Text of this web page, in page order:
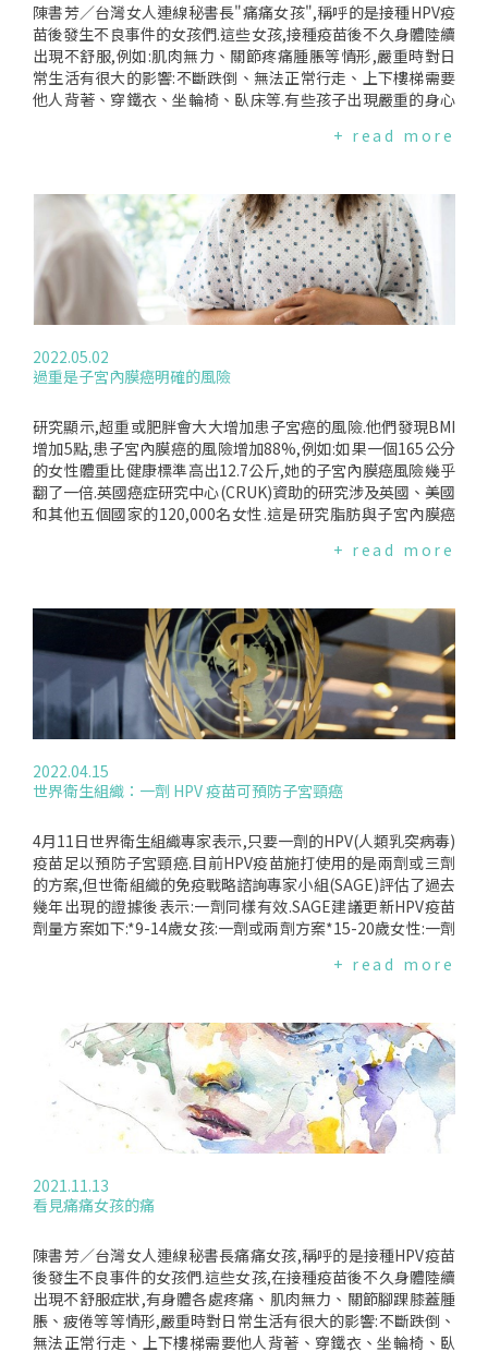
是:第一,政府應負舉證的責任說明疾病發生可能的原因；第二,
審議小組以大數據法則或流行病學的機率觀點為論斷依據,犯了
以群體推論個體的謬誤；第三,科學有其不確定性及侷限,除非有
百分之百的"無關"確信,不應輕易否定有"無法確定"的關聯；最
後,預防接種有"利他"的社會性,將疫苗可能發生不明原因副作用
定"的宗旨.家長沈痛聲明應讓資訊透明也請不要再上訴痛痛女孩
疫苗,但是政府在施打前應該提供資訊,可能會發生重大疾病的副
作用應該要揭露,讓家長及孩子有資訊來做決定.訴訟過程中,衛
福部光是Bella案就請了三、四位律師,自己是受到台灣女人連線
的支持才有辦法打官司.但衛福部與其花納稅錢來打官司,不如想
辦法讓這些小朋友回復正常生活,而不是繼續纏訟下去.Nichole
媽媽說,Nichole從小就很健康,接種疫苗後才生病,怎麼能說跟疫
確診後仍接種疫苗,每回思及此,她都心痛、懊悔不已.Nichole媽
媽哽咽表示,法院判定勝訴,讓他們得到公道,但也開心不起來,因
孩子跟家庭的狀況,不要再上訴.黃淑英理事長強調,原本健康的
孩子,接種疫苗後成了痛痛女孩,在沒有答案下,不斷自問"為什麼
是我"？長期飽受身心創傷.現在,法院的判決讓孩子及其父母得
到了安慰與抒解,衛福部不應再上訴,在痛痛女孩的傷口上灑鹽.
衛福部疾管署副組長鄭安華回應,會將相關的意見跟建議帶回去
陳書芳／台灣女人連線秘書長"痛痛女孩",稱呼的是接種HPV疫
苗後發生不良事件的女孩們.這些女孩,接種疫苗後不久身體陸續
出現不舒服,例如:肌肉無力、關節疼痛腫脹等情形,嚴重時對日
常生活有很大的影響:不斷跌倒、無法正常行走、上下樓梯需要
他人背著、穿鐵衣、坐輪椅、臥床等.有些孩子出現嚴重的身心
陸續接獲接種疫苗後出現不適症狀的申訴,不只青少女,也有成年
防接種受害救濟申請,衛福部審議小組認定痛痛女孩的狀況跟HP
V疫苗無關,不予救濟.多位家長們無法接受這樣的結果,正與衛福
部訴訟中,目前共有8件訴訟案進行中.對家長而言,救濟金額從來
都不是重點,而是孩子在接種疫苗後開始生病,人生路途丕變,卻
沒人可以給他們一個合理的解釋.醫療體系、衛生主管機關一直
告訴他們這跟疫苗沒有關係,甚至說孩子本來就有病、或用"心
與受害者訴訟國內首位站出來呼籲社會關心HPV疫苗不良反應
的痛痛女孩Bella,與衛福部的訴訟案自2017年纏訟至今.2019年
發回台北高等行政法院更審,至今未有結果.同樣在接種疫苗後出
現疼痛症狀的Sharon,確診為"兒童特發性關節炎",原本愛跳舞
的她,病情時好時壞,每隔1到3個禮拜得去醫院抽血打針,備受折
磨.Sharon對衛福部提起的訴訟於2020年一審敗訴,上訴後仍未
有結果；另一位確診"風濕性關節炎"的Mina,於2021年提出訴
校內接種二價HPV疫苗,接種第一劑後就有疼痛不適情形,但未聯
三劑.未發病前Nichole喜歡彈琴、練字,發病後無法進行.如今已
上大學的她,每兩個星期要打一次針,看不見盡頭.Nichole的案件
經過長達兩年半審理,近日獲判一審勝訴.訴訟代理人方文献律師
表示,此案三位法官一定經歷了激烈的討論,才得出這個結果,想
必也會承受醫界很大的壓力.方律師說:"這一案的法官比較站在
弱勢的處境,看到科學上的侷限性與不確定性,強調救濟制度從寬
ole的心路歷程疫苗害救濟制度精神:從寬認定接種疫苗除了預防
個人感染疾病,也和公共衛生、傳染病防治等公眾面向有關.但疫
作用、併發症及傷害,仍有醫學上難測的一面.有些副作用可能引
發身體輕微不適,嚴重時卻可能導致死亡.在這一波新冠肺炎疫苗
接種的討論中,相信社會對這個議題已有一定程度的認識.因為疫
苗的公共性、社會性,為了不讓受害者獨自承擔風險,多國設計
有"預防接種受害救濟制度"來承擔科學上的侷限及不確定性.這
的社會救濟.其"從寬認定"的精神是為避免嚴格認定因果關係造
檻高,審議判斷結果多由醫事專業主導,傾向醫學上之科學因果認
定方式,對預防接種與受害情況之因果關係態度趨於保守,從審議
結果及幾次修法方向便可窺知一二.此次Nichole案的判決,如同
判決書所述,補償的要件應著重於防疫與生命、健康保障的社會
性目標,而非機率式的大數法則、流行病學的一般性、抽象性因
果判斷,或一般醫療訴訟中因果關係的審查方式.這對疫苗不良事
險歸諸給接種疫苗的個別民眾,背離受害救濟制度宗旨.呼籲衛福
部放棄上訴根據目前全球HPV疫苗施打的情形來看,疫苗是安全
孩們在沒有病史、身體健康的情況下接種疫苗後不久出現症狀,
確診疾病,時序上無法完全排除與HPV疫苗的關聯性.回歸救濟審
議的精神,呼籲衛福部放棄上訴,別繼續在女孩的傷口上灑鹽.延
伸閱讀痛痛女孩Sharon的心路歷程看見痛痛女孩的痛
+ read more
2022.05.02
過重是子宮內膜癌明確的風險
研究顯示,超重或肥胖會大大增加患子宮癌的風險.他們發現BMI
增加5點,患子宮內膜癌的風險增加88%,例如:如果一個165公分
的女性體重比健康標準高出12.7公斤,她的子宮內膜癌風險幾乎
翻了一倍.英國癌症研究中心(CRUK)資助的研究涉及英國、美國
和其他五個國家的120,000名女性.這是研究脂肪與子宮內膜癌
膜癌風險的增加,並提出了這種聯繫的機制.BMI如何影響激素和
發出信號,告訴其他細胞更頻繁地分裂,這可能導致癌症.一些乳
腺癌的發生與女性荷爾蒙雌激素有關,而脂肪細胞會產生這種荷
爾蒙.研究人員希望科學家們將來可以使用藥物來調節有患癌症
風險者體內的這些荷爾蒙的數量.CRUK健康資訊負責人JulieSh
arp博士說:"這樣的研究支持了一個事實,即超重或肥胖是英國癌
症的第二大因素.這可以幫助我們開始查明相關的病理機制是什
發表在BMCMEDICINE編譯來源:編譯來源:BBCNews(2022.04.1
9)
+ read more
2022.04.15
世界衛生組織：一劑 HPV 疫苗可預防子宮頸癌
4月11日世界衛生組織專家表示,只要一劑的HPV(人類乳突病毒)
疫苗足以預防子宮頸癌.目前HPV疫苗施打使用的是兩劑或三劑
的方案,但世衛組織的免疫戰略諮詢專家小組(SAGE)評估了過去
幾年出現的證據後表示:一劑同樣有效.SAGE建議更新HPV疫苗
劑量方案如下:*9-14歲女孩:一劑或兩劑方案*15-20歲女性:一劑
明中說:"這將會改變預防這種疾病的遊戲規則；我們會看到這個
挑戰,並訂下2030年讓90%的女孩在15歲之前接種疫苗的目標.
這一單劑量建議有可能使我們更快地實現那個目標.編譯來源:R
EUTERS(2022.04.11)、WHO(2022.04.11)
+ read more
2021.11.13
看見痛痛女孩的痛
陳書芳／台灣女人連線秘書長痛痛女孩,稱呼的是接種HPV疫苗
後發生不良事件的女孩們.這些女孩,在接種疫苗後不久身體陸續
出現不舒服症狀,有身體各處疼痛、肌肉無力、關節腳踝膝蓋腫
脹、疲倦等等情形,嚴重時對日常生活有很大的影響:不斷跌倒、
無法正常行走、上下樓梯需要他人背著、穿鐵衣、坐輪椅、臥